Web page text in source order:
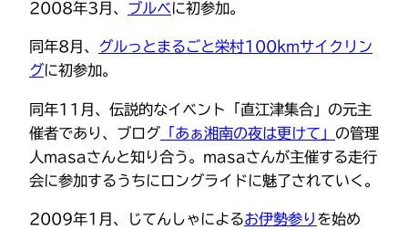
2008年3月、 ブルベに初参加。
同年8月、
グルっとまるごと栄村100kmサイクリン
グに初参加。
同年11月、伝説的なイベント「直江津集合」の元主
催者であり、ブログ 「あぁ湘南の夜は更けて」 の管理
人masaさんと知り合う。masaさんが主催する走行
会に参加するうちにロングライドに魅了されていく。
2009年1月、じてんしゃによるお伊勢参り を始め